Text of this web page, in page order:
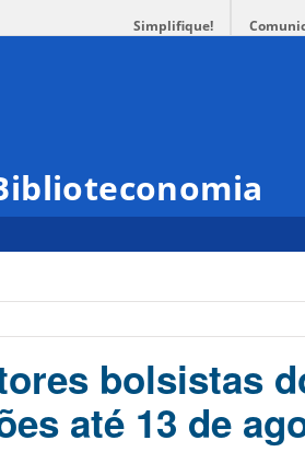
Simplifique!
bolsistas
até 13 de